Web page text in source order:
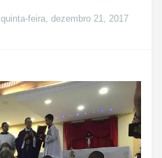
quinta-feira, dezembro 21, 2017